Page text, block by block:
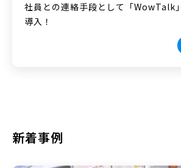
社員との連絡手段として「WowTalk
導入！
新着事例